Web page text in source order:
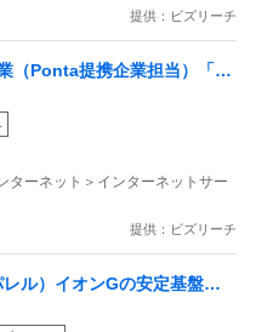
提供：ビズリーチ
（Ponta提携企業担当）「国
開／無駄のない消費社会を
ー」
ターネット＞インターネットサー
提供：ビズリーチ
ル）イオンGの安定基盤／